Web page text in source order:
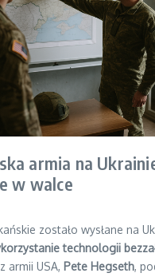
armia na
w walce
zostało wysłane na
technologii
armii USA, Pete Hegseth,